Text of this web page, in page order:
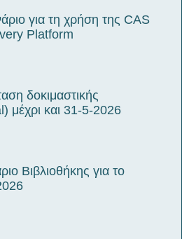
για τη χρήση της CAS
Platform
δοκιμαστικής
μέχρι και 31-5-2026
Βιβλιοθήκης για το